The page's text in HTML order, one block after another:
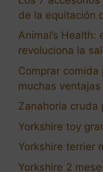
de la equitación
Animal’s Health:
revoluciona la
Comprar
muchas ventajas
Zanahoria cruda
Yorkshire toy
Yorkshire terrier
Yorkshire 2